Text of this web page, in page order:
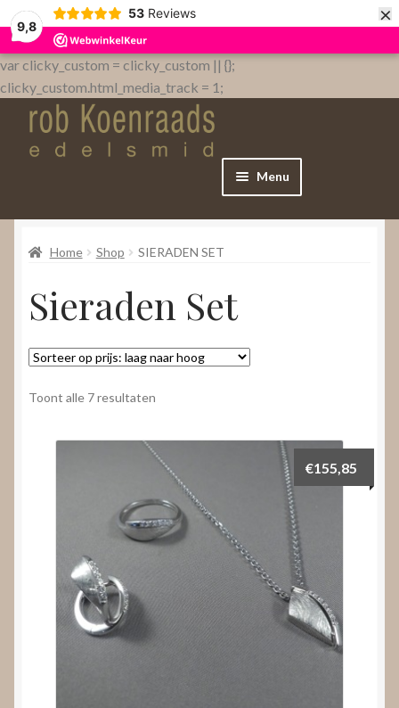
9,8
53 Reviews ×
var clicky_custom = clicky_custom || {};
clicky_custom.html_media_track = 1;
Menu
Home
Over
Contact
Submenu
uitvouwen
Home Shop SIERADEN SET
Sieraden Set
Toont alle 7 resultaten
laag
naar
hoog
€155,85